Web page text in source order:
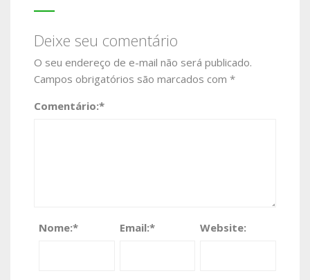
Deixe seu comentário
O seu endereço de e-mail não será publicado.
Campos obrigatórios são marcados com *
Comentário:*
Nome:* Email:* Website: